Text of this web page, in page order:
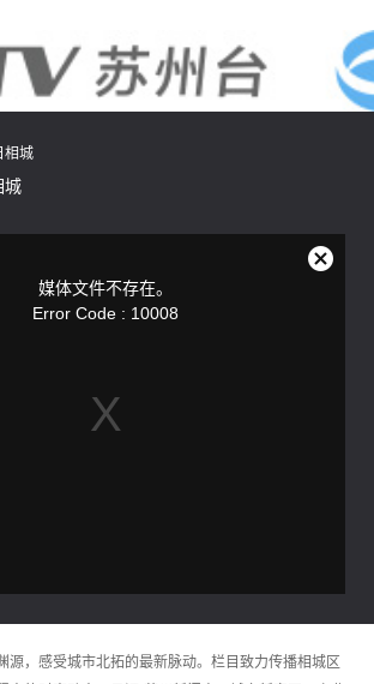
相城
城
媒体文件不存在。
Error Code : 10008
关
源，感受城市北拓的最新脉动。栏目致力传播相城区